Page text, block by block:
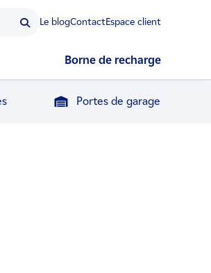
Le blogContactEspace client
Borne de recharge
Portes de garage